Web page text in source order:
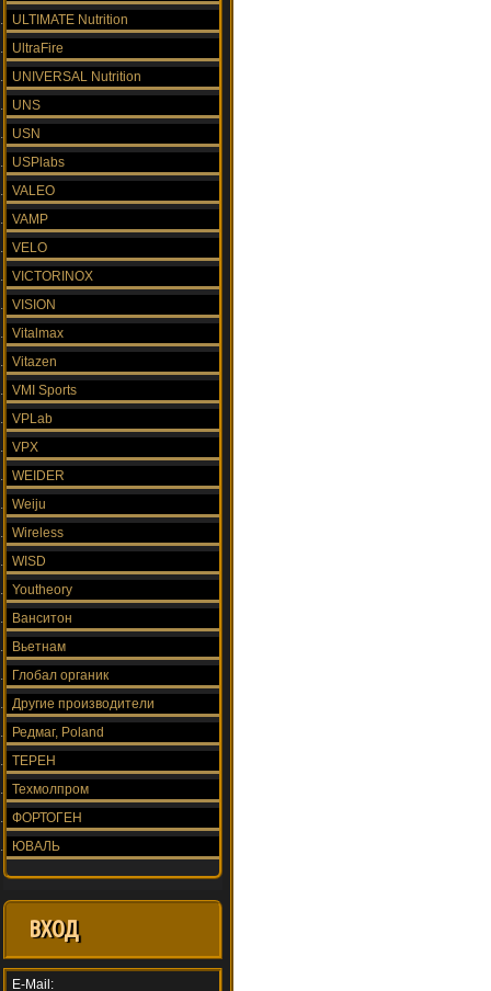
ULTIMATE Nutrition
UltraFire
UNIVERSAL Nutrition
UNS
USN
USPlabs
VALEO
VAMP
VELO
VICTORINOX
VISION
Vitalmax
Vitazen
VMI Sports
VPLab
VPX
WEIDER
Weiju
Wireless
WISD
Youtheory
Ванситон
Вьетнам
Глобал органик
Другие производители
Редмаг, Poland
ТЕРЕН
Техмолпром
ФОРТОГЕН
ЮВАЛЬ
ВХОД
E-Mail: